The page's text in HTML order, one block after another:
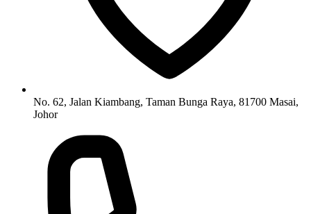
No. 62, Jalan Kiambang, Taman Bunga Raya, 81700 Masai,
Johor